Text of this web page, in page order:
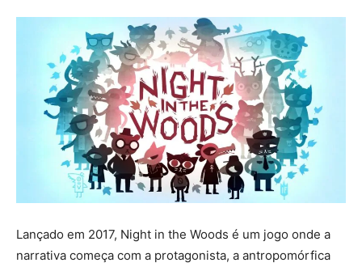
Lançado em 2017, Night in the Woods é um jogo onde a
narrativa começa com a protagonista, a antropomórfica